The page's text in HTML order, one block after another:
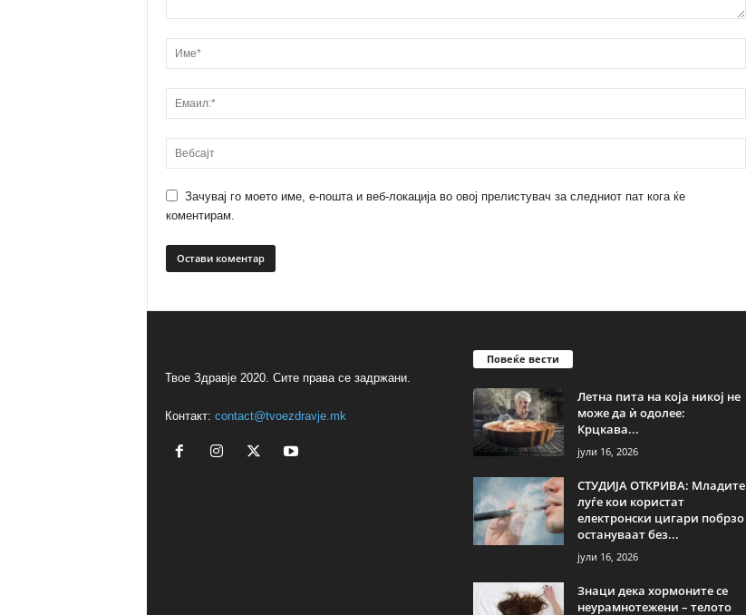
Зачувај го моето име, е-пошта и веб-локација во овој прелистувач за следниот пат кога ќе
коментирам.
Твое Здравје 2020. Сите права се задржани.
Контакт: contact@tvoezdravje.mk
Повеќе вести
Летна пита на која никој не
може да ѝ одолее:
Крцкава...
јули 16, 2026
СТУДИЈА ОТКРИВА: Младите
луѓе кои користат
електронски цигари побрзо
остануваат без...
јули 16, 2026
Знаци дека хормоните се
неурамнотежени – телото